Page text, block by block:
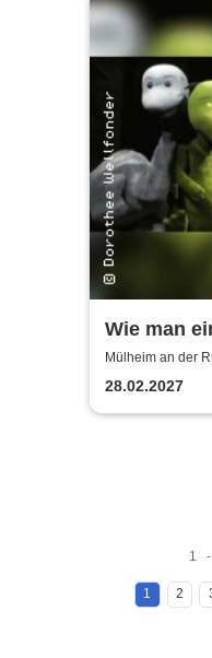
Wie man
Mülheim an der
Ringlokschuppen
28.02.2027
1
1 2